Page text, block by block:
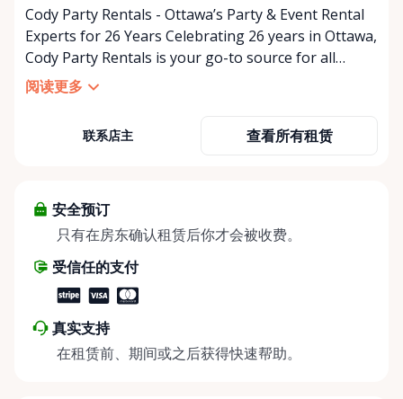
Cody Party Rentals - Ottawa’s Party & Event Rental
Experts for 26 Years Celebrating 26 years in Ottawa,
Cody Party Rentals is your go-to source for all
things party and event rentals. We’re proud to be a
partner of Rent Anything, expanding our offerings
At Cody Party Rentals, we believe in the power of
about more than just saving money; it’s about
helping people enjoy more for less while making a
share instead of buy, we’re all doing our part to
make things easier on Mother Nature.
阅读更多
联系店主 查看所有租赁
安全预订
只有在房东确认租赁后你才会被收费。
受信任的支付
真实支持
在租赁前、期间或之后获得快速帮助。